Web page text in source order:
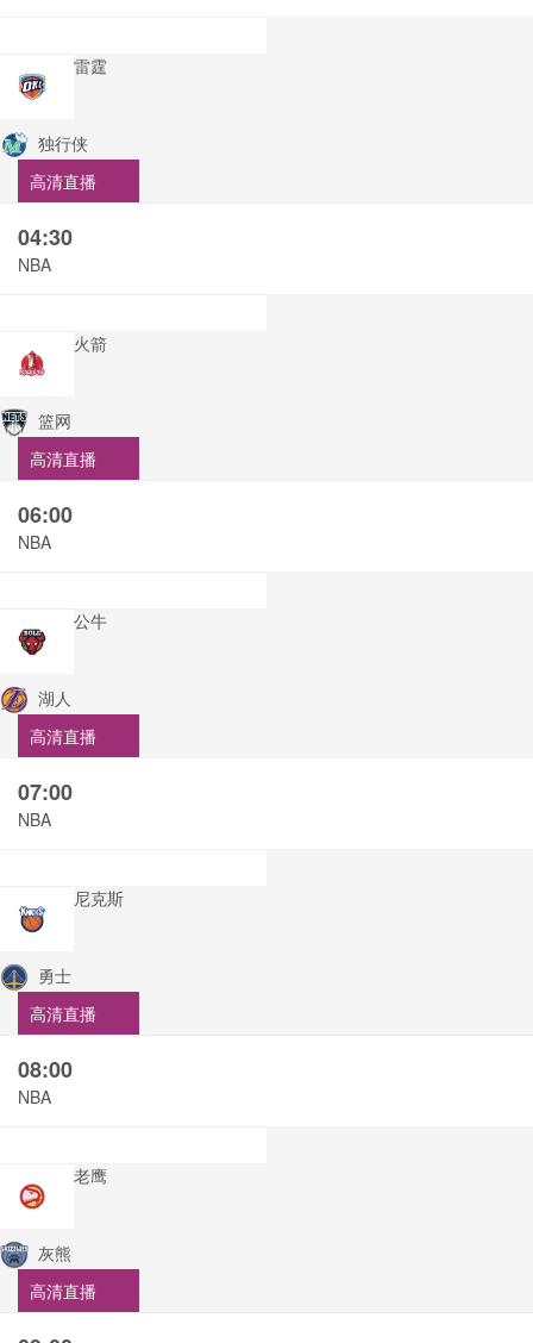
雷霆
独行侠
高清直播
04:30
NBA
火箭
篮网
高清直播
06:00
NBA
公牛
湖人
高清直播
07:00
NBA
尼克斯
勇士
高清直播
08:00
NBA
老鹰
灰熊
高清直播